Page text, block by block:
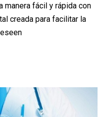
manera fácil y rápida con
creada para facilitar la